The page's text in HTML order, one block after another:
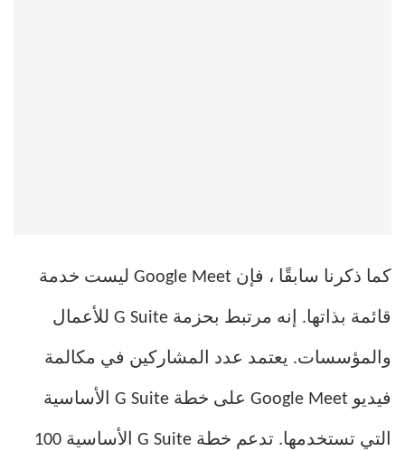
كما ذكرنا سابقًا ، فإن Google Meet ليست خدمة
قائمة بذاتها. إنه مرتبط بحزمة G Suite للأعمال
والمؤسسات. يعتمد عدد المشاركين في مكالمة
فيديو Google Meet على خطة G Suite الأساسية
التي تستخدمها. تدعم خطة G Suite الأساسية 100